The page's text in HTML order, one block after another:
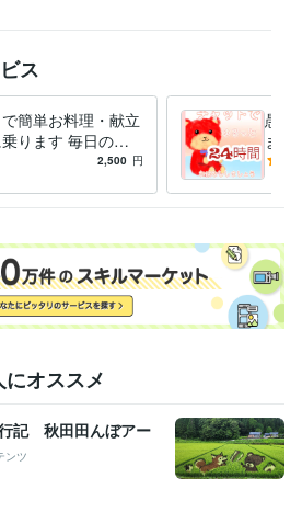
ス
簡単お料理・献立
ります 毎日の献
悩んでいる方、一
2,500 円
愚痴
ます
心！
オススメ
行記 秋田田んぼアー
ンツ